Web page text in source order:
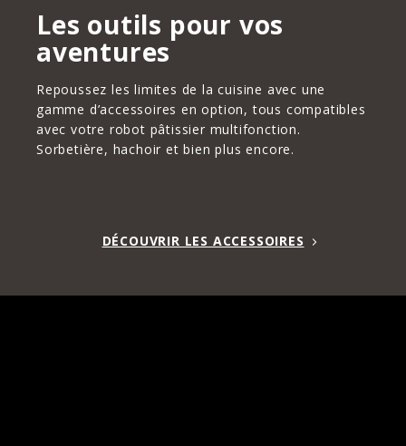
Les outils pour vos
aventures
Repoussez les limites de la cuisine avec une
gamme d’accessoires en option, tous compatibles
avec votre robot pâtissier multifonction.
Sorbetière, hachoir et bien plus encore.
DÉCOUVRIR LES ACCESSOIRES